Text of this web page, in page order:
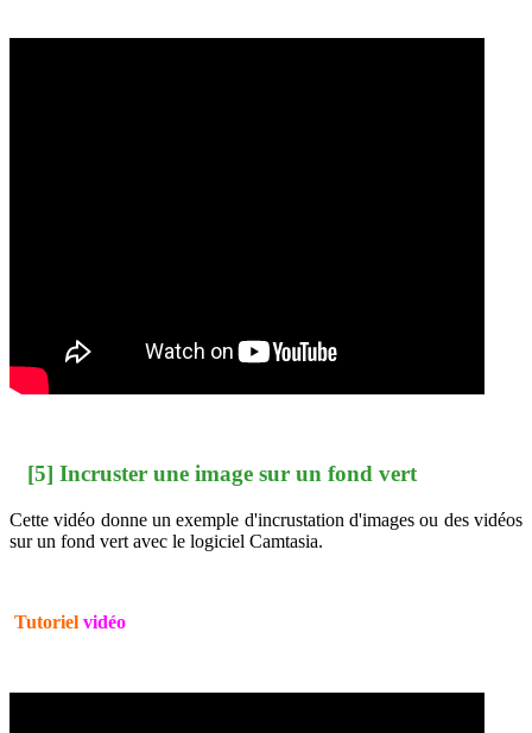
[5] Incruster une image sur un fond vert
Cette vidéo donne un exemple d'incrustation d'images ou des vidéos
sur un fond vert avec le logiciel Camtasia.
Tutoriel vidéo